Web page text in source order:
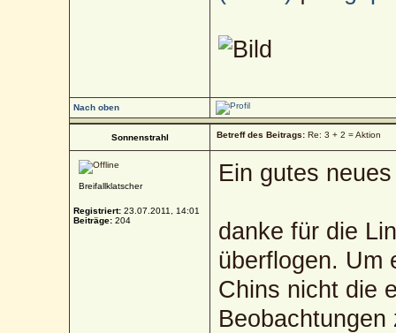
Nach oben
Sonnenstrahl Betreff des Beitrags: Re: 3 + 2 = Aktion
Breifallklatscher
Registriert: 23.07.2011, 14:01
Beiträge: 204
Ein gutes
danke für die
überflogen. Um
Chins nicht die